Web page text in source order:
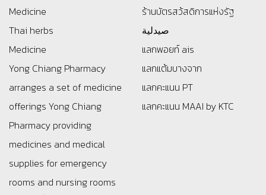
Medicine
Thai herbs
Medicine
Yong Chiang Pharmacy
arranges a set of medicine
offerings Yong Chiang
Pharmacy providing
medicines and medical
supplies for emergency
rooms and nursing rooms
ร้านบัตรสว้สดิการแห่งรัฐ
صيدلية
แลกพอยท์ ais
แลกแต้มบางจาก
แลกคะแนน PT
แลกคะแนน MAAI by KTC